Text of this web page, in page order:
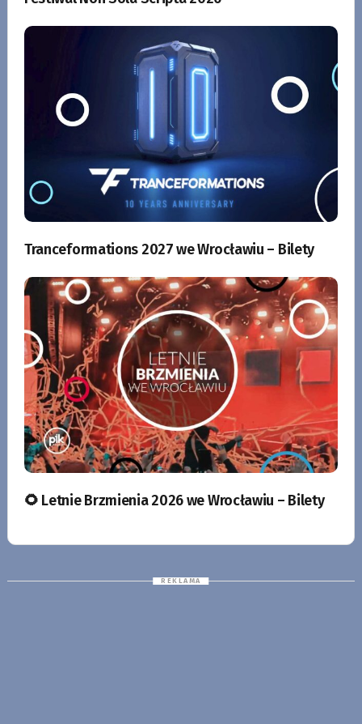
Tranceformations 2027 we Wrocławiu – Bilety
🌻 Letnie Brzmienia 2026 we Wrocławiu – Bilety